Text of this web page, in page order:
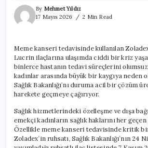
By Mehmet Yıldız
17 Mayıs 2026
2 Min Read
Meme kanseri tedavisinde kullanılan
Lucrin ilaçlarına ulaşımda ciddi bir kriz
binlerce hastanın tedavi süreçlerini
kadınlar arasında büyük bir kaygıya neden
Sağlık Bakanlığı’nı duruma acil bir çözüm
harekete geçmeye çağırıyor.
Sağlık hizmetlerindeki özelleşme ve dışa
emekçi kadınların sağlık haklarını her
Özellikle meme kanseri tedavisinde kritik
Zoladex’in ruhsatı, Sağlık Bakanlığı’nın 24